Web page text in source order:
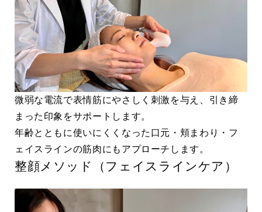
微弱な電流で表情筋にやさしく刺激を与え、引き締
まった印象をサポートします。
年齢とともに使いにくくなった口元・頬まわり・フ
ェイスラインの筋肉にもアプローチします。
整顔メソッド（フェイスラインケア）